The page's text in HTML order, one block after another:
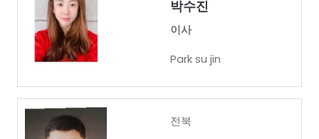
박수진
이사
Park su jin
전북